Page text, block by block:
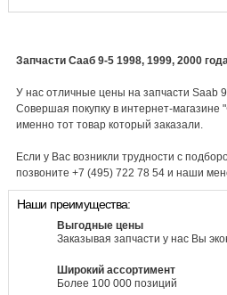
Запчасти Сааб 9-5 1998, 1999, 2000
У нас отличные цены на запчасти Saab
Совершая покупку в интернет-магазине
именно тот товар который заказали.
Если у Вас возникли трудности с
позвоните +7 (495) 722 78 54 и наши
Наши преимущества:
Выгодные цены
Заказывая запчасти у нас Вы
Широкий ассортимент
Более 100 000 позиций